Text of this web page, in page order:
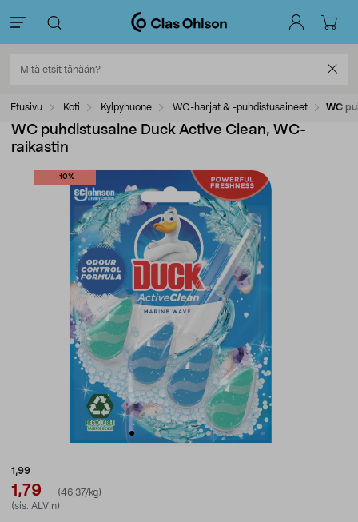
Etusivu Koti Kylpyhuone WC-harjat & -puhdistusaineet WC
WC puhdistusaine Duck Active Clean, WC-
raikastin
-10%
1,99
1,79
(46,37/kg)
(sis. ALV:n)